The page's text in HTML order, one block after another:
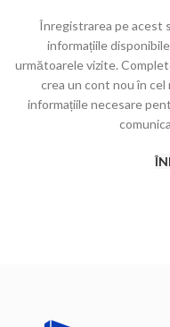
Înregistrarea pe acest
informațiile
următoarele vizite.
crea un cont nou în
informațiile necesare